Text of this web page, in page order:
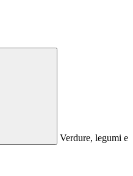
Verdure, legumi e